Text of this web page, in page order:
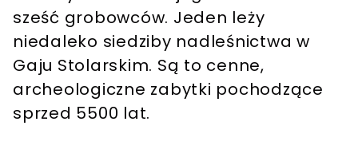
sześć grobowców. Jeden leży
niedaleko siedziby nadleśnictwa w
Gaju Stolarskim. Są to cenne,
archeologiczne zabytki pochodzące
sprzed 5500 lat.